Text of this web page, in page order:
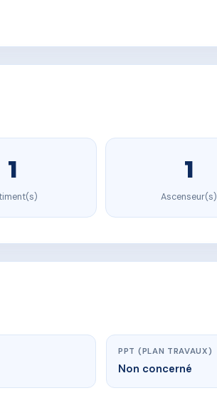
1 1
Ascenseur(s)
PPT (PLAN TRAVAUX)
Non concerné